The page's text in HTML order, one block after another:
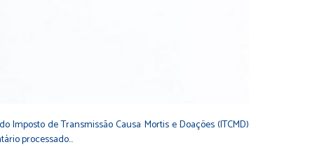
de Transmissão Causa Mortis e Doações (ITCMD)
processado…